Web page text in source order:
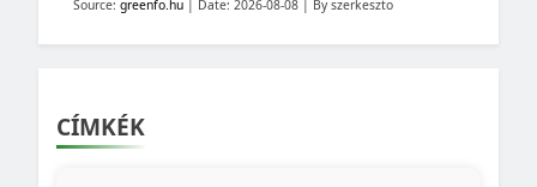
Source: greenfo.hu Date: 2026-08-08 By szerkeszto
CÍMKÉK